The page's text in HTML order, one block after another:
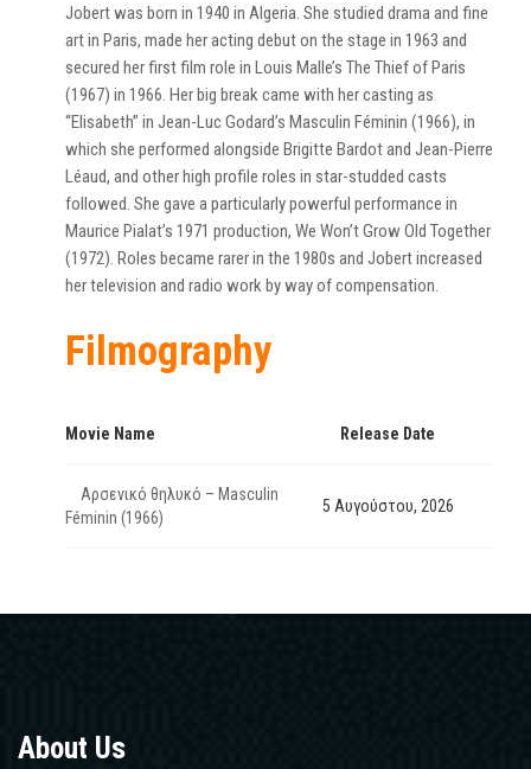
Jobert was born in 1940 in Algeria. She studied drama and fine
art in Paris, made her acting debut on the stage in 1963 and
secured her first film role in Louis Malle’s The Thief of Paris
(1967) in 1966. Her big break came with her casting as
“Elisabeth” in Jean-Luc Godard’s Masculin Féminin (1966), in
which she performed alongside Brigitte Bardot and Jean-Pierre
Léaud, and other high profile roles in star-studded casts
followed. She gave a particularly powerful performance in
Maurice Pialat’s 1971 production, We Won’t Grow Old Together
(1972). Roles became rarer in the 1980s and Jobert increased
her television and radio work by way of compensation.
Filmography
Movie Name Release Date
Αρσενικό θηλυκό – Masculin
Féminin (1966)
5 Αυγούστου, 2026
About Us